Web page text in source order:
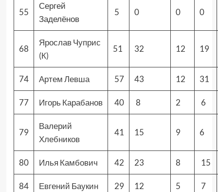
55
Сергей
Заделёнов
5 0 0 0
68
Ярослав Чуприс
(К)
51 32 12 19
74 Артем Левша 57 43 12 31
77 Игорь Карабанов 40 8 2 6
79
Валерий
Хлебников
41 15 9 6
80 Илья Камбович 42 23 8 15
84 Евгений Баукин 29 12 5 7